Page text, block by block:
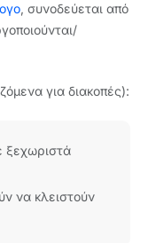
, συνοδεύεται από
για διακοπές):
ξεχωριστά
να κλειστούν